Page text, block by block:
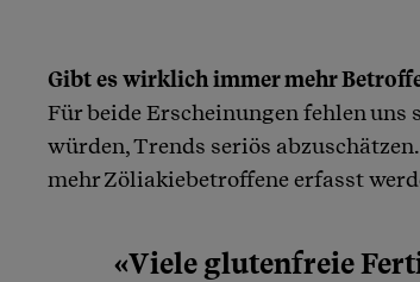
Gibt es wirklich immer mehr
Für beide Erscheinungen fehlen uns
würden, Trends seriös
mehr Zöliakiebetroffene erfasst
«Viele glutenfreie